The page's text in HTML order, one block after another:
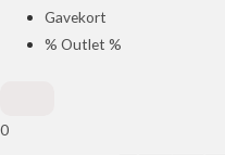
Gavekort
% Outlet %
0